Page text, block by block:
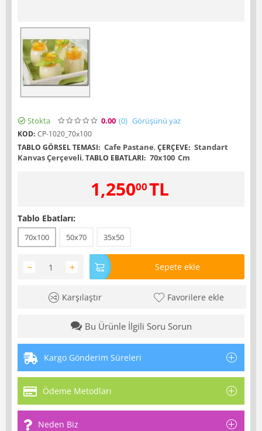
Stokta 0.00 (0) Görüşünü yaz
KOD: CP-1020_70x100
TABLO GÖRSEL TEMASI: Cafe Pastane,ÇERÇEVE: Standart
Kanvas Çerçeveli,TABLO EBATLARI: 70x100 Cm
1,25000TL
Tablo Ebatları:
70x100 50x70 35x50
+
− Sepete ekle
Karşılaştır Favorilere ekle
Bu Ürünle İlgili Soru Sorun
Kargo Gönderim Süreleri
Ödeme Metodları
Neden Biz